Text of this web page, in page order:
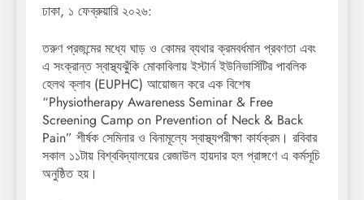
ঢাকা, ১ ফেব্রুয়ারি ২০২৬:
তরুণ প্রজন্মের মধ্যে ঘাড় ও কোমর ব্যথার ক্রমবর্ধমান প্রবণতা এবং
এ সংক্রান্ত স্বাস্থ্যঝুঁকি মোকাবিলায় ইস্টার্ন ইউনিভার্সিটির পাবলিক
হেলথ ক্লাব (EUPHC) আয়োজন করে এক বিশেষ
“Physiotherapy Awareness Seminar & Free
Screening Camp on Prevention of Neck & Back
Pain” শীর্ষক সেমিনার ও বিনামূল্যে স্বাস্থ্যপরীক্ষা কার্যক্রম। রবিবার
সকাল ১১টায় বিশ্ববিদ্যালয়ের রেজাউল হায়দার হল প্রাঙ্গণে এ কর্মসূচি
অনুষ্ঠিত হয়।